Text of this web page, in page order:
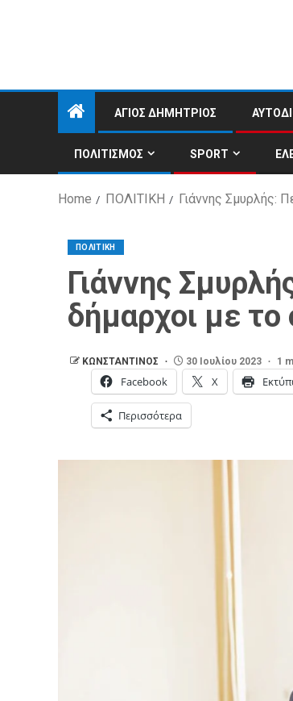
ΑΓΙΟΣ ΔΗΜΗΤΡΙΟΣ
ΠΟΛΙΤΙΣΜΟΣ SPORT
Home ΠΟΛΙΤΙΚΗ Γιάννης Σμυρλής:
ΠΟΛΙΤΙΚΗ
Γιάννης
δήμαρχοι με
ΚΩΝΣΤΑΝΤΙΝΟΣ 30 Ιουλίου 2023 1
Facebook X
Περισσότερα